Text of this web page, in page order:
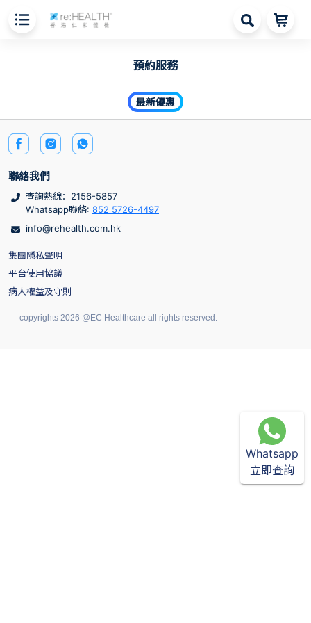
預約服務
最新優惠
聯絡我們
查詢熱線：2156-5857
Whatsapp聯絡: 852 5726-4497
info@rehealth.com.hk
集團隱私聲明
平台使用協議
病人權益及守則
copyrights 2026 @EC Healthcare all rights reserved.
Whatsapp
立即查詢